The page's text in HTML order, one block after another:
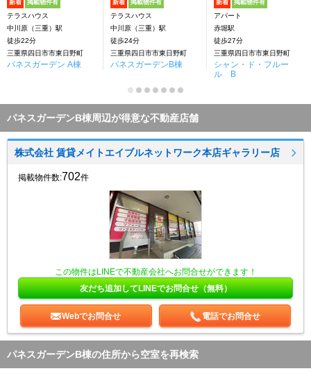
新着 掲載物件有
テラスハウス
中川原（三重）駅
徒歩22分
三重県四日市市東日野町
パネスガーデン A棟
新着 掲載物件有
テラスハウス
中川原（三重）駅
徒歩24分
三重県四日市市東日野町
パネスガーデンB棟
新着 掲載物件有
アパート
赤堀駅
徒歩27分
三重県四日市市東日野町
シャン・ド・フルー
ル B
パネスガーデンB棟周辺が得意な不動産店舗
株式会社 賃貸メイトエイブルネットワーク本店ギャラリー店
掲載物件数:702件
この物件はLINEで不動産会社へお問合せができます！
友だち追加してLINEでお問合せ（無料）
Webでお問合せ 電話でお問合せ
パネスガーデンB棟の住所から空室を再検索